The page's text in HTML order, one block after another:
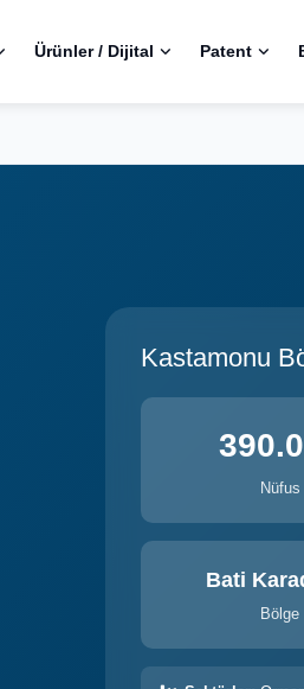
Ürünler / Dijital Patent
Kastamonu
Nüfus
Bati
Bölge